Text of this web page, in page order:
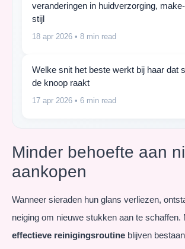
veranderingen in huidverzorging,
stijl
18 apr 2026 • 8 min read
Welke snit het beste werkt bij haar dat
de knoop raakt
17 apr 2026 • 6 min read
Minder behoefte aan
aankopen
Wanneer sieraden hun glans verliezen,
neiging om nieuwe stukken aan te schaffen.
effectieve reinigingsroutine blijven